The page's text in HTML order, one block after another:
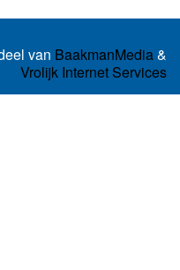
van BaakmanMedia&
Vrolijk Internet Services